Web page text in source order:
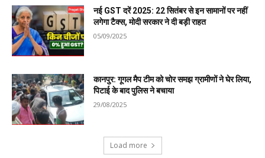
नई GST दरें 2025: 22 सितंबर से इन सामानों पर नहीं
लगेगा टैक्स, मोदी सरकार ने दी बड़ी राहत
05/09/2025
कानपुर: गूगल मैप टीम को चोर समझ ग्रामीणों ने घेर लिया,
पिटाई के बाद पुलिस ने बचाया
29/08/2025
Load more